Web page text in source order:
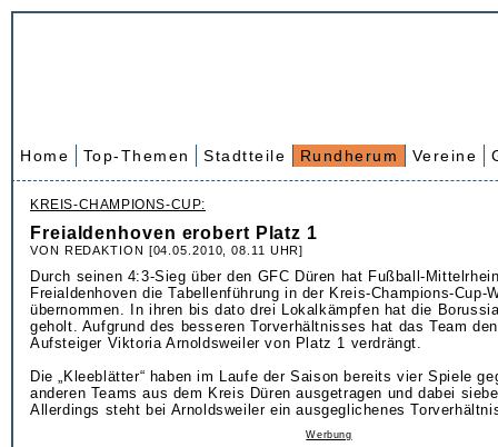
Home Top-Themen Stadtteile Rundherum Vereine
KREIS-CHAMPIONS-CUP:
Freialdenhoven erobert Platz 1
VON REDAKTION [04.05.2010, 08.11 UHR]
Durch seinen 4:3-Sieg über den GFC Düren hat Fußball-
Freialdenhoven die Tabellenführung in der Kreis-Champions-Cup-
übernommen. In ihren bis dato drei Lokalkämpfen hat die
geholt. Aufgrund des besseren Torverhältnisses hat das Team
Aufsteiger Viktoria Arnoldsweiler von Platz 1 verdrängt.
Die „Kleeblätter“ haben im Laufe der Saison bereits vier Spiele
anderen Teams aus dem Kreis Düren ausgetragen und dabei
Allerdings steht bei Arnoldsweiler ein ausgeglichenes
Werbung